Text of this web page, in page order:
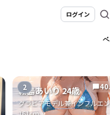
ログイン
2 chat_bubble
霧島あいり 24歳
グラビアモデル兼インフルエ